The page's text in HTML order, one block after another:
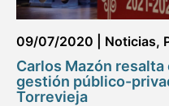
09/07/2020 Noticias,
Carlos Mazón
gestión público-
Torrevieja